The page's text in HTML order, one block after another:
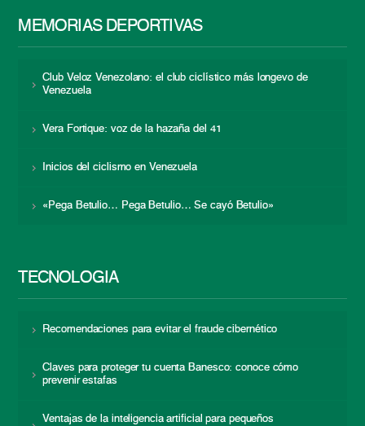
MEMORIAS DEPORTIVAS
Club Veloz Venezolano: el club ciclístico más longevo de
Venezuela
Vera Fortique: voz de la hazaña del 41
Inicios del ciclismo en Venezuela
«Pega Betulio… Pega Betulio… Se cayó Betulio»
TECNOLOGÍA
Recomendaciones para evitar el fraude cibernético
Claves para proteger tu cuenta Banesco: conoce cómo
prevenir estafas
Ventajas de la inteligencia artificial para pequeños